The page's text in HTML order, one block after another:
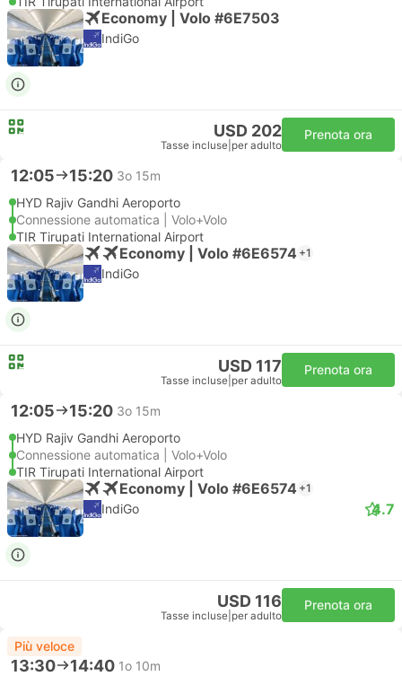
Economy | Volo #6E7503
IndiGo
USD 202
Tasse incluse per adulto
Prenota ora
12:05 15:20 3o 15m
HYD Rajiv Gandhi Aeroporto
Connessione automatica | Volo+Volo
TIR Tirupati International Airport
Economy | Volo #6E6574 +1
IndiGo
USD 117
Tasse incluse per adulto
Prenota ora
12:05 15:20 3o 15m
HYD Rajiv Gandhi Aeroporto
Connessione automatica | Volo+Volo
TIR Tirupati International Airport
Economy | Volo #6E6574 +1
IndiGo 4.7
USD 116
Tasse incluse per adulto
Prenota ora
Più veloce
13:30 14:40 1o 10m